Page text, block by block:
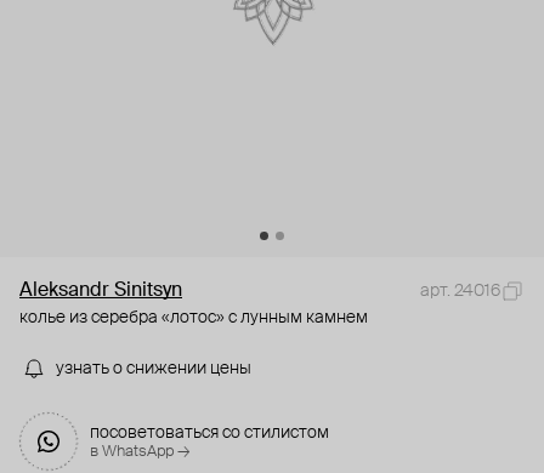
Aleksandr Sinitsyn
арт. 24016
колье из серебра «лотос» с лунным камнем
узнать о снижении цены
посоветоваться со стилистом
в WhatsApp →